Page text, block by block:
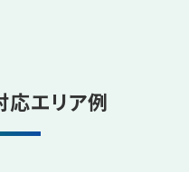
エリア例